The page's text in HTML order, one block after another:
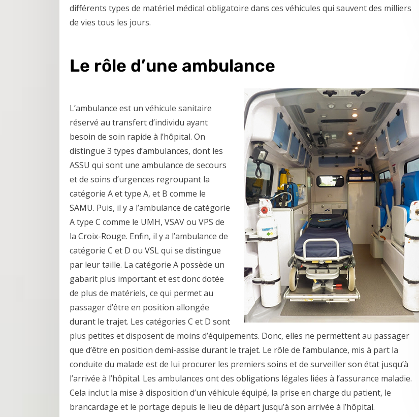
différents types de matériel médical obligatoire dans ces véhicules qui sauvent des milliers
de vies tous les jours.
Le rôle d’une ambulance
L’ambulance est un véhicule sanitaire
réservé au transfert d’individu ayant
besoin de soin rapide à l’hôpital. On
distingue 3 types d’ambulances, dont les
ASSU qui sont une ambulance de secours
et de soins d’urgences regroupant la
catégorie A et type A, et B comme le
SAMU. Puis, il y a l’ambulance de catégorie
A type C comme le UMH, VSAV ou VPS de
la Croix-Rouge. Enfin, il y a l’ambulance de
catégorie C et D ou VSL qui se distingue
par leur taille. La catégorie A possède un
gabarit plus important et est donc dotée
de plus de matériels, ce qui permet au
passager d’être en position allongée
durant le trajet. Les catégories C et D sont
plus petites et disposent de moins d’équipements. Donc, elles ne permettent au passager
que d’être en position demi-assise durant le trajet. Le rôle de l’ambulance, mis à part la
conduite du malade est de lui procurer les premiers soins et de surveiller son état jusqu’à
l’arrivée à l’hôpital. Les ambulances ont des obligations légales liées à l’assurance maladie.
Cela inclut la mise à disposition d’un véhicule équipé, la prise en charge du patient, le
brancardage et le portage depuis le lieu de départ jusqu’à son arrivée à l’hôpital.